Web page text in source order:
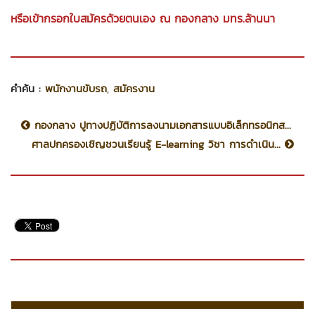
หรือเข้ากรอกใบสมัครด้วยตนเอง ณ กองกลาง มทร.ล้านนา
คำค้น : พนักงานขับรถ, สมัครงาน
กองกลาง ปูทางปฏิบัติการลงนามเอกสารแบบอิเล็กทรอนิกส...
ศาลปกครองเชิญชวนเรียนรู้ E-learning วิชา การดำเนิน...